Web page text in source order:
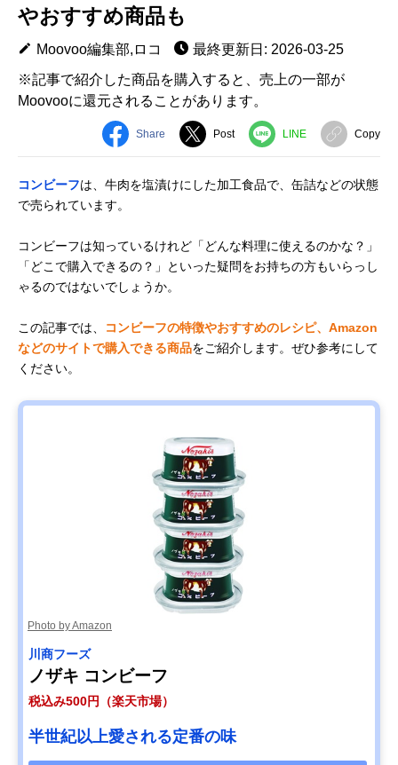
やおすすめ商品も
Moovoo編集部,ロコ
最終更新日: 2026-03-25
※記事で紹介した商品を購入すると、売上の一部が
Moovooに還元されることがあります。
Share Post LINE Copy
コンビーフは、牛肉を塩漬けにした加工食品で、缶詰などの状態
で売られています。
コンビーフは知っているけれど「どんな料理に使えるのかな？」
「どこで購入できるの？」といった疑問をお持ちの方もいらっし
ゃるのではないでしょうか。
この記事では、
コンビーフの特徴やおすすめのレシピ、Amazon
などのサイトで購入できる商品をご紹介します。ぜひ参考にして
ください。
Photo by Amazon
川商フーズ
ノザキ コンビーフ
税込み500円（楽天市場）
半世紀以上愛される定番の味